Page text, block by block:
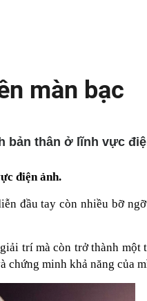
màn bạc
bản thân ở lĩnh vực
điện ảnh.
đầu tay còn nhiều bỡ
trí mà còn trở thành
chứng minh khả năng của